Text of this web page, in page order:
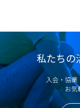
私たちの
入会・協業
お気